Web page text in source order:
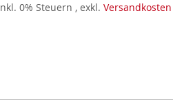
0% Steuern , exkl. Versandkosten